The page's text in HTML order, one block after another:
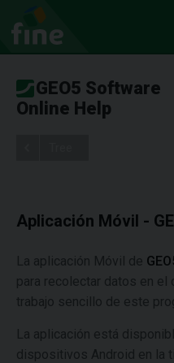
GEO5 Software
Online Help
Aplicación Móvil -
La aplicación Móvil de
para recolectar datos en el
trabajo sencillo de este
La aplicación está
dispositivos Android en la